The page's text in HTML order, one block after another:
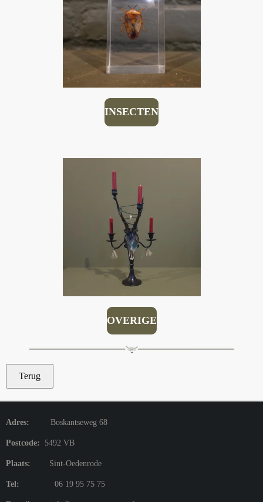
INSECTEN
OVERIGE
Terug
Adres: Boskantseweg 68
Postcode: 5492 VB
Plaats: Sint-Oedenrode
Tel: 06 19 95 75 75